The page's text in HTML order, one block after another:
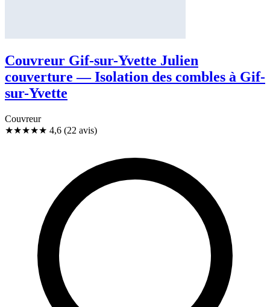
Couvreur Gif-sur-Yvette Julien
couverture — Isolation des combles à Gif-
sur-Yvette
Couvreur
★★★★★ 4,6 (22 avis)